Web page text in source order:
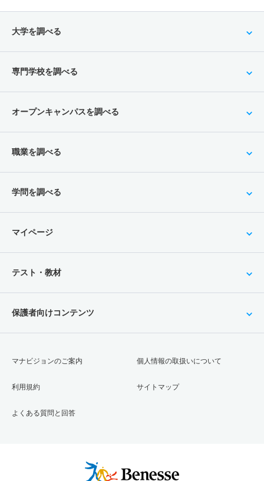
大学を調べる
専門学校を調べる
オープンキャンパスを調べる
職業を調べる
学問を調べる
マイページ
テスト・教材
保護者向けコンテンツ
マナビジョンのご案内
利用規約
よくある質問と回答
個人情報の取扱いについて
サイトマップ